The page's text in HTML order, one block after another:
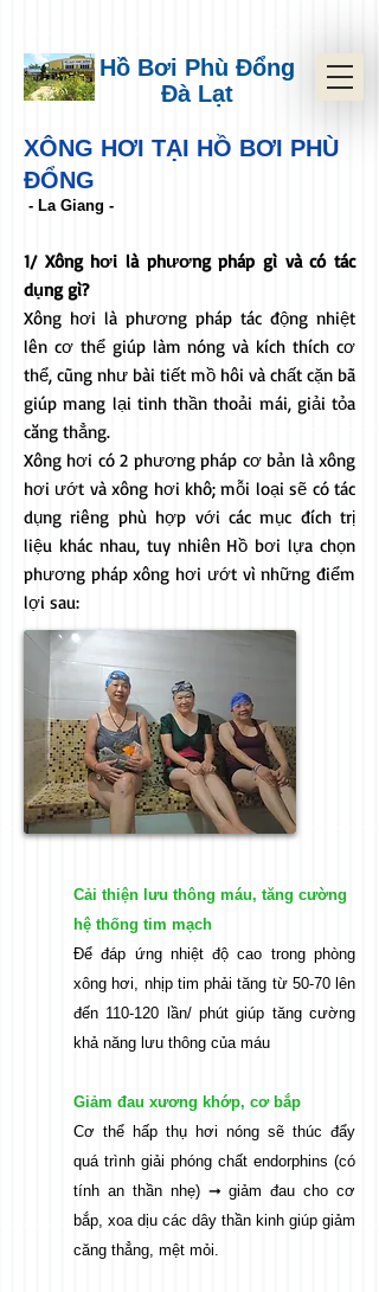
Hồ Bơi Phù Đổng
Đà Lạt
XÔNG HƠI TẠI HỒ BƠI PHÙ
ĐỔNG
- La Giang -
1/ Xông hơi là phương pháp gì và có tác
dụng gì?
Xông hơi là phương pháp tác động nhiệt
lên cơ thể giúp làm nóng và kích thích cơ
thể, cũng như bài tiết mồ hôi và chất cặn bã
giúp mang lại tinh thần thoải mái, giải tỏa
căng thẳng.
Xông hơi có 2 phương pháp cơ bản là xông
hơi ướt và xông hơi khô; mỗi loại sẽ có tác
dụng riêng phù hợp với các mục đích trị
liệu khác nhau, tuy nhiên Hồ bơi lựa chọn
phương pháp xông hơi ướt vì những điểm
lợi sau:
Cải thiện lưu thông máu, tăng cường
hệ thống tim mạch
Để đáp ứng nhiệt độ cao trong phòng
xông hơi, nhịp tim phải tăng từ 50-70 lên
đến 110-120 lần/ phút giúp tăng cường
khả năng lưu thông của máu
Giảm đau xương khớp, cơ bắp
Cơ thể hấp thụ hơi nóng sẽ thúc đẩy
quá trình giải phóng chất endorphins (có
tính an thần nhẹ) ➞ giảm đau cho cơ
bắp, xoa dịu các dây thần kinh giúp giảm
căng thẳng, mệt mỏi.